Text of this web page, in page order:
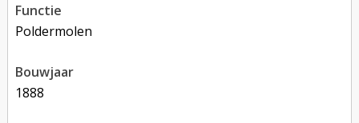
functie
poldermolen
bouwjaar
1888